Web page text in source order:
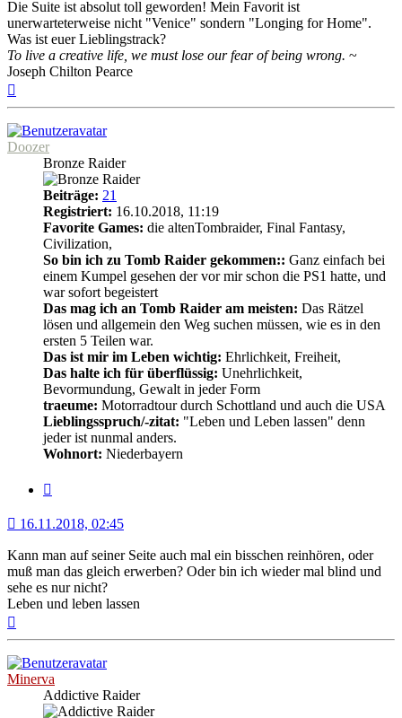
Die Suite ist absolut toll geworden! Mein Favorit ist
unerwarteterweise nicht "Venice" sondern "Longing for Home".
Was ist euer Lieblingstrack?
To live a creative life, we must lose our fear of being wrong. ~
Joseph Chilton Pearce
Doozer
Bronze Raider
Beiträge: 21
Registriert: 16.10.2018, 11:19
Favorite Games: die altenTombraider, Final Fantasy,
Civilization,
So bin ich zu Tomb Raider gekommen:: Ganz einfach bei
einem Kumpel gesehen der vor mir schon die PS1 hatte, und
war sofort begeistert
Das mag ich an Tomb Raider am meisten: Das Rätzel
lösen und allgemein den Weg suchen müssen, wie es in den
ersten 5 Teilen war.
Das ist mir im Leben wichtig: Ehrlichkeit, Freiheit,
Das halte ich für überflüssig: Unehrlichkeit,
Bevormundung, Gewalt in jeder Form
traeume: Motorradtour durch Schottland und auch die USA
Lieblingsspruch/-zitat: "Leben und Leben lassen" denn
jeder ist nunmal anders.
Wohnort: Niederbayern
16.11.2018, 02:45
Kann man auf seiner Seite auch mal ein bisschen reinhören, oder
muß man das gleich erwerben? Oder bin ich wieder mal blind und
sehe es nur nicht?
Leben und leben lassen
Minerva
Addictive Raider